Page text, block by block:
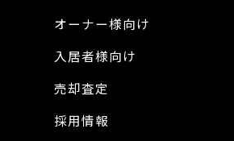
オーナー様向け
入居者様向け
売却査定
採用情報